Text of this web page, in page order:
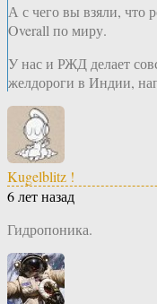
А с чего вы взяли, что
Overall по миру.
У нас и РЖД делает
желдороги в Индии,
Kugelblitz !
6 лет назад
Гидропоника.